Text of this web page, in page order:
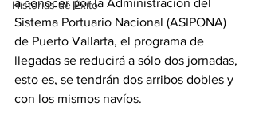
Historias de Éxito
a conocer por la Administración del
Sistema Portuario Nacional (ASIPONA)
de Puerto Vallarta, el programa de
llegadas se reducirá a sólo dos jornadas,
esto es, se tendrán dos arribos dobles y
con los mismos navíos.